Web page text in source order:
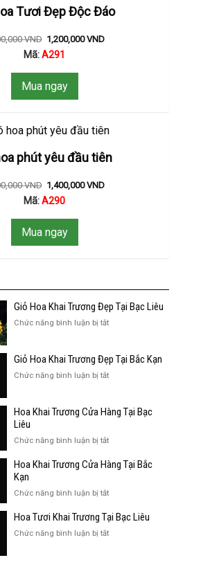
Tươi Đẹp Độc Đáo
VND 1,200,000VND
Mã:A291
Mua ngay
phút yêu đầu tiên
VND 1,400,000VND
Mã:A290
Mua ngay
Giỏ Hoa Khai Trương Đẹp Tại Bạc Liêu
Chức năng bình luận bị tắtở
Khai
Đẹp
Liêu
Giỏ Hoa Khai Trương Đẹp Tại Bắc Kạn
Chức năng bình luận bị tắtở
Khai
Tại
Kạn
Hoa Khai Trương Cửa Hàng Tại Bạc
Liêu
Chức năng bình luận bị tắtở
Khai
Hàng
Bạc
Liêu
Hoa Khai Trương Cửa Hàng Tại Bắc
Kạn
Chức năng bình luận bị tắtở
Khai
Hoa Tươi Khai Trương Tại Bạc Liêu
Chức năng bình luận bị tắtở